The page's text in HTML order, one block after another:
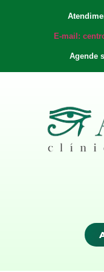
E-mail:
Agende